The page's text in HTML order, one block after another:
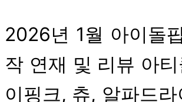
2026년 1월 아이돌
작 연재 및 리뷰 아
이핑크, 츄, 알파드